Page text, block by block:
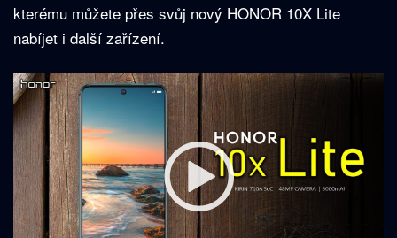
kterému můžete přes svůj nový HONOR 10X Lite
nabíjet i další zařízení.